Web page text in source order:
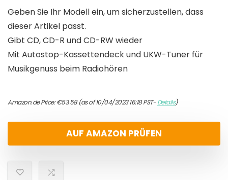
Geben Sie Ihr Modell ein, um sicherzustellen, dass
dieser Artikel passt.
Gibt CD, CD-R und CD-RW wieder
Mit Autostop-Kassettendeck und UKW-Tuner für
Musikgenuss beim Radiohören
Amazon.de Price:€53.58(as of 10/04/2023 16:18 PST-Details)
AUF AMAZON PRÜFEN